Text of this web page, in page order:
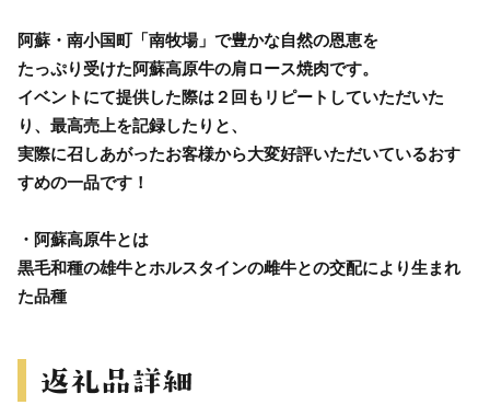
阿蘇・南小国町「南牧場」で豊かな自然の恩恵を
たっぷり受けた阿蘇高原牛の肩ロース焼肉です。
イベントにて提供した際は２回もリピートしていただいた
り、最高売上を記録したりと、
実際に召しあがったお客様から大変好評いただいているおす
すめの一品です！
・阿蘇高原牛とは
黒毛和種の雄牛とホルスタインの雌牛との交配により生まれ
た品種